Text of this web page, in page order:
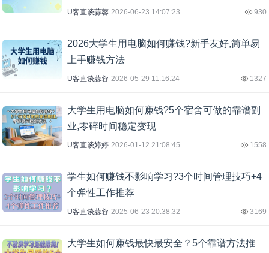
U客直谈蒜蓉 2026-06-23 14:07:23 930
2026大学生用电脑如何赚钱?新手友好,简单易
上手赚钱方法
U客直谈蒜蓉 2026-05-29 11:16:24 1327
大学生用电脑如何赚钱?5个宿舍可做的靠谱副
业,零碎时间稳定变现
U客直谈婷婷 2026-01-12 21:08:45 1558
学生如何赚钱不影响学习?3个时间管理技巧+4
个弹性工作推荐
U客直谈蒜蓉 2025-06-23 20:38:32 3169
大学生如何赚钱最快最安全？5个靠谱方法推